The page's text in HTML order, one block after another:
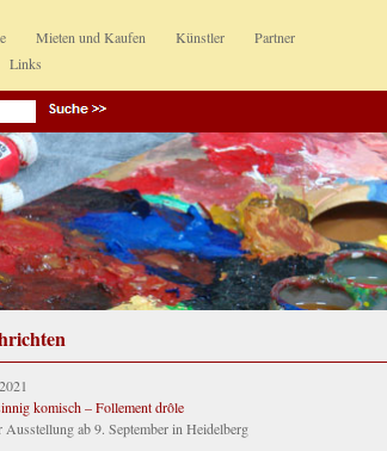
Links
Mieten und Kaufen Künstler Partner
komisch – Follement drôle
Ausstellung ab 9. September in Heidelberg